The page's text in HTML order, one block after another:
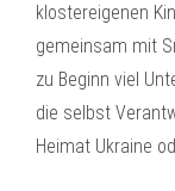
klostereigenen
gemeinsam mit
zu Beginn viel
die selbst
Heimat Ukraine